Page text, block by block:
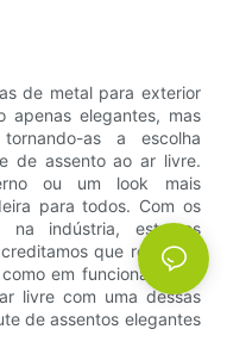
de metal para exterior
apenas elegantes, mas
as a escolha
de assento ao ar livre.
ou um look mais
para todos. Com os
indústria, estamos
que resistirão
em funcionalidade.
livre com uma dessas
de assentos elegantes